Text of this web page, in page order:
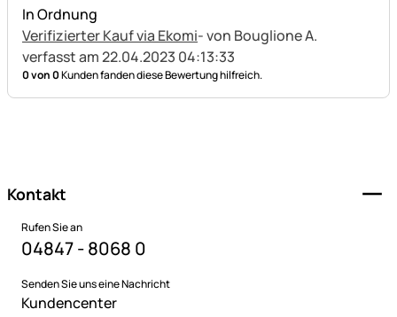
In Ordnung
Verifizierter Kauf via Ekomi- von Bouglione A.
verfasst am 22.04.2023 04:13:33
0 von 0Kunden fanden diese Bewertung hilfreich.
Kontakt
Rufen Sie an
04847 - 8068 0
Senden Sie uns eine Nachricht
Kundencenter